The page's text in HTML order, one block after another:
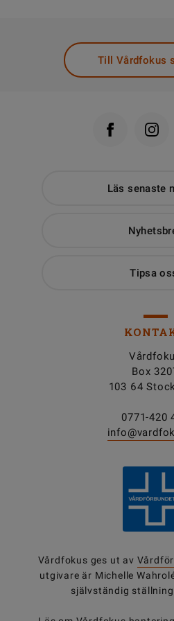
Till Vårdfokus
Läs senaste
Tipsa
Box
103 64
0771-420
Vårdfokus ges ut av
utgivare är Michelle
självständig